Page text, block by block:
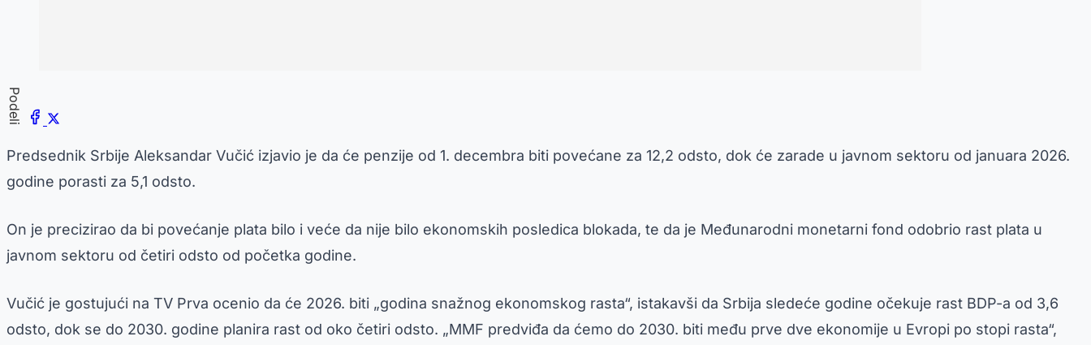
Podeli
Predsednik Srbije Aleksandar Vučić izjavio je da će penzije od 1. decembra biti povećane za 12,2 odsto, dok će zarade u javnom sektoru od januara 2026.
godine porasti za 5,1 odsto.
On je precizirao da bi povećanje plata bilo i veće da nije bilo ekonomskih posledica blokada, te da je Međunarodni monetarni fond odobrio rast plata u
javnom sektoru od četiri odsto od početka godine.
Vučić je gostujući na TV Prva ocenio da će 2026. biti „godina snažnog ekonomskog rasta“, istakavši da Srbija sledeće godine očekuje rast BDP-a od 3,6
odsto, dok se do 2030. godine planira rast od oko četiri odsto. „MMF predviđa da ćemo do 2030. biti među prve dve ekonomije u Evropi po stopi rasta“,